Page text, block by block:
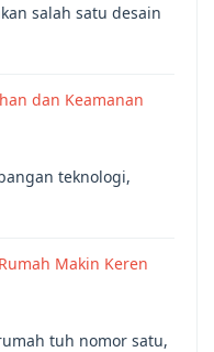
salah satu desain
dan Keamanan
teknologi,
Makin Keren
tuh nomor satu,